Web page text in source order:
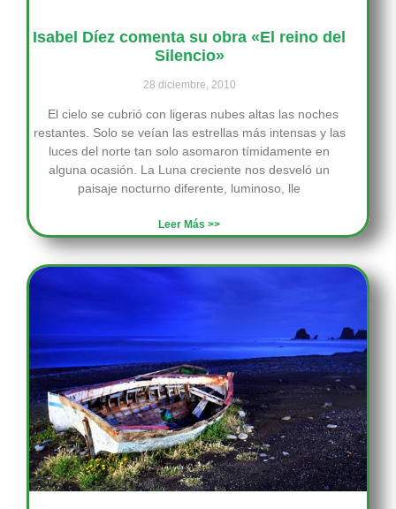
Isabel Díez comenta su obra «El reino del
Silencio»
28 diciembre, 2010
El cielo se cubrió con ligeras nubes altas las noches
restantes. Solo se veían las estrellas más intensas y las
luces del norte tan solo asomaron tímidamente en
alguna ocasión. La Luna creciente nos desveló un
paisaje nocturno diferente, luminoso, lle
Leer Más >>